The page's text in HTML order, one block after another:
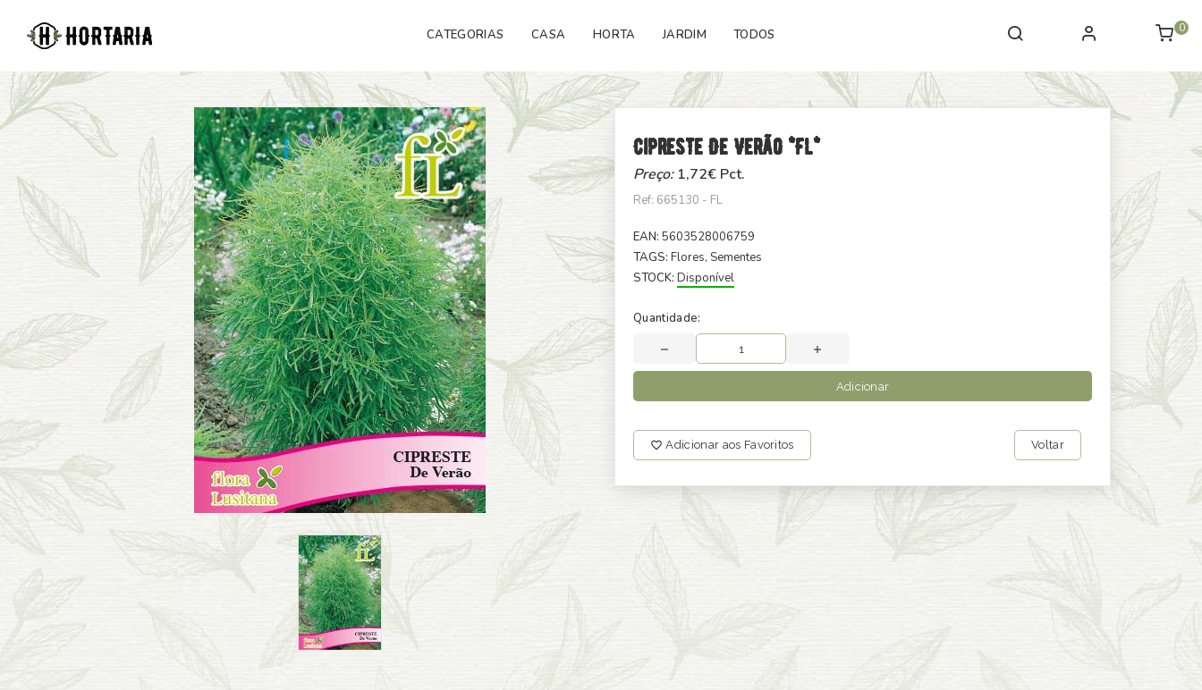
CATEGORIAS CASA HORTA JARDIM TODOS 0
Cipreste De Verão *fl*
Preço:1,72€ Pct.
Ref: 665130 - FL
EAN: 5603528006759
TAGS: Flores, Sementes
STOCK: Disponível
Quantidade:
Adicionar
Adicionar aos Favoritos Voltar